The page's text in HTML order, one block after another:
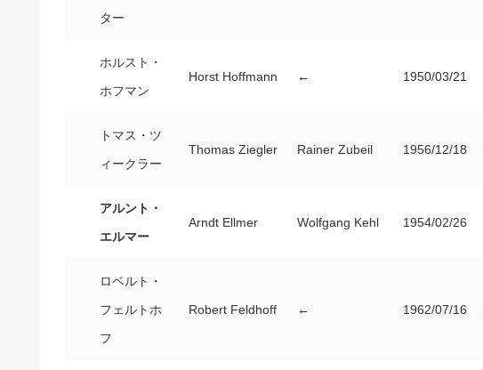
ター
ホルスト・
ホフマン
Horst Hoffmann ← 1950/03/21
トマス・ツ
ィークラー
Thomas Ziegler Rainer Zubeil 1956/12/18
アルント・
エルマー
Arndt Ellmer Wolfgang Kehl 1954/02/26
ロベルト・
フェルトホ
フ
Robert Feldhoff ← 1962/07/16